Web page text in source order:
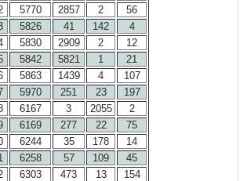
5770 2857 2
56
5826 41 142
4
5830 2909 2
12
5842 5821 1
21
5863 1439 4
107
5970 251 23
197
6167 3 2055
2
6169 277 22
75
6244 35 178
14
6258 57 109
45
6303 473 13
154